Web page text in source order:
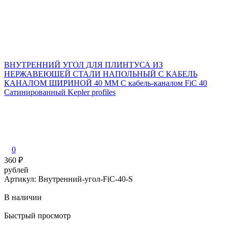
ВНУТРЕННИЙ УГОЛ ДЛЯ ПЛИНТУСА ИЗ
НЕРЖАВЕЮЩЕЙ СТАЛИ НАПОЛЬНЫЙ С КАБЕЛЬ
КАНАЛОМ ШИРИНОЙ 40 ММ С кабель-каналом FiC 40
Cатинированный Kepler profiles
0
360 ₽
рублей
Артикул: Внутренний-угол-FiC-40-S
В наличии
Быстрый просмотр